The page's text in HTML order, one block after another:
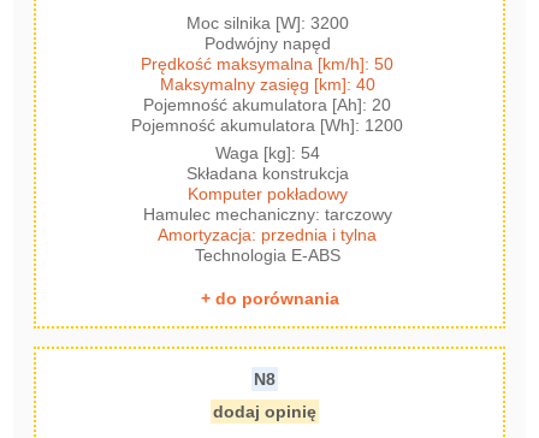
Moc silnika [W]: 3200
Podwójny napęd
Prędkość maksymalna [km/h]: 50
Maksymalny zasięg [km]: 40
Pojemność akumulatora [Ah]: 20
Pojemność akumulatora [Wh]: 1200
Waga [kg]: 54
Składana konstrukcja
Komputer pokładowy
Hamulec mechaniczny: tarczowy
Amortyzacja: przednia i tylna
Technologia E-ABS
+ do porównania
N8
dodaj opinię